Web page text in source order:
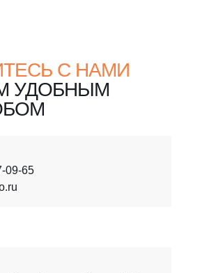
09-65
С НАМИ
УДОБНЫМ